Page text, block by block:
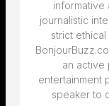
informative
journalistic
strict
an active
entertainment
speaker to